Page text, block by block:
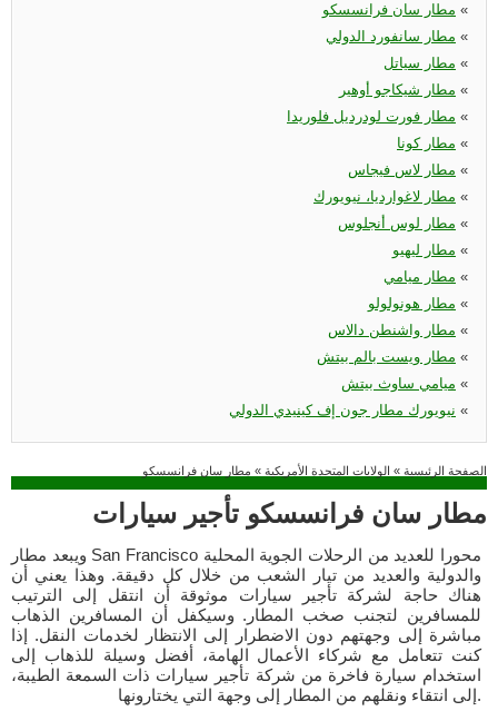
مطار سان فرانسسكو «
مطار سانفورد الدولي «
مطار سياتل «
مطار شيكاجو أوهير «
مطار فورت لودرديل فلوريدا «
مطار كونا «
مطار لاس فيجاس «
مطار لاغوارديا، نيويورك «
مطار لوس أنجلوس «
مطار ليهيو «
مطار ميامي «
مطار هونولولو «
مطار واشنطن دالاس «
مطار ويست بالم بيتش «
ميامي ساوث بيتش «
نيويورك مطار جون إف كينيدي الدولي «
الصفحة الرئيسية » الولايات المتحدة الأمريكية » مطار سان فرانسسكو
مطار سان فرانسسكو تأجير سيارات
ويبعد مطار San Francisco محورا للعديد من الرحلات الجوية المحلية
والدولية والعديد من تيار الشعب من خلال كل دقيقة. وهذا يعني أن
هناك حاجة لشركة تأجير سيارات موثوقة أن انتقل إلى الترتيب
للمسافرين لتجنب صخب المطار. وسيكفل أن المسافرين الذهاب
مباشرة إلى وجهتهم دون الاضطرار إلى الانتظار لخدمات النقل. إذا
كنت تتعامل مع شركاء الأعمال الهامة، أفضل وسيلة للذهاب إلى
استخدام سيارة فاخرة من شركة تأجير سيارات ذات السمعة الطيبة،
إلى انتقاء ونقلهم من المطار إلى وجهة التي يختارونها.